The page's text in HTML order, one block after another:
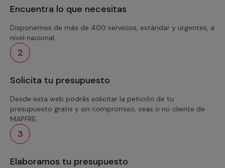
Encuentra lo que necesitas
Disponemos de más de 400 servicios, estándar y urgentes, a
nivel nacional.
2
Solicita tu presupuesto
Desde esta web podrás solicitar la petición de tu
presupuesto gratis y sin compromiso, seas o no cliente de
MAPFRE.
3
Elaboramos tu presupuesto